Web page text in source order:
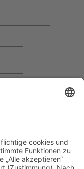
Browser für